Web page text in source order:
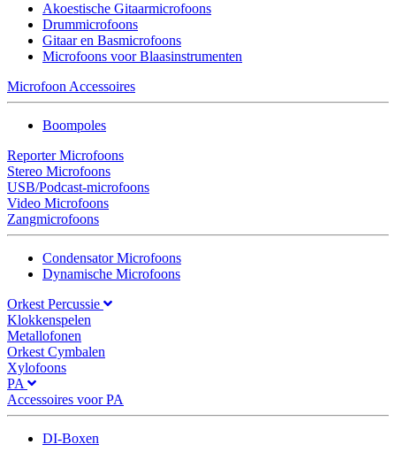
Akoestische Gitaarmicrofoons
Drummicrofoons
Gitaar en Basmicrofoons
Microfoons voor Blaasinstrumenten
Microfoon Accessoires
Boompoles
Reporter Microfoons
Stereo Microfoons
USB/Podcast-microfoons
Video Microfoons
Zangmicrofoons
Condensator Microfoons
Dynamische Microfoons
Orkest Percussie
Klokkenspelen
Metallofonen
Orkest Cymbalen
Xylofoons
PA
Accessoires voor PA
DI-Boxen